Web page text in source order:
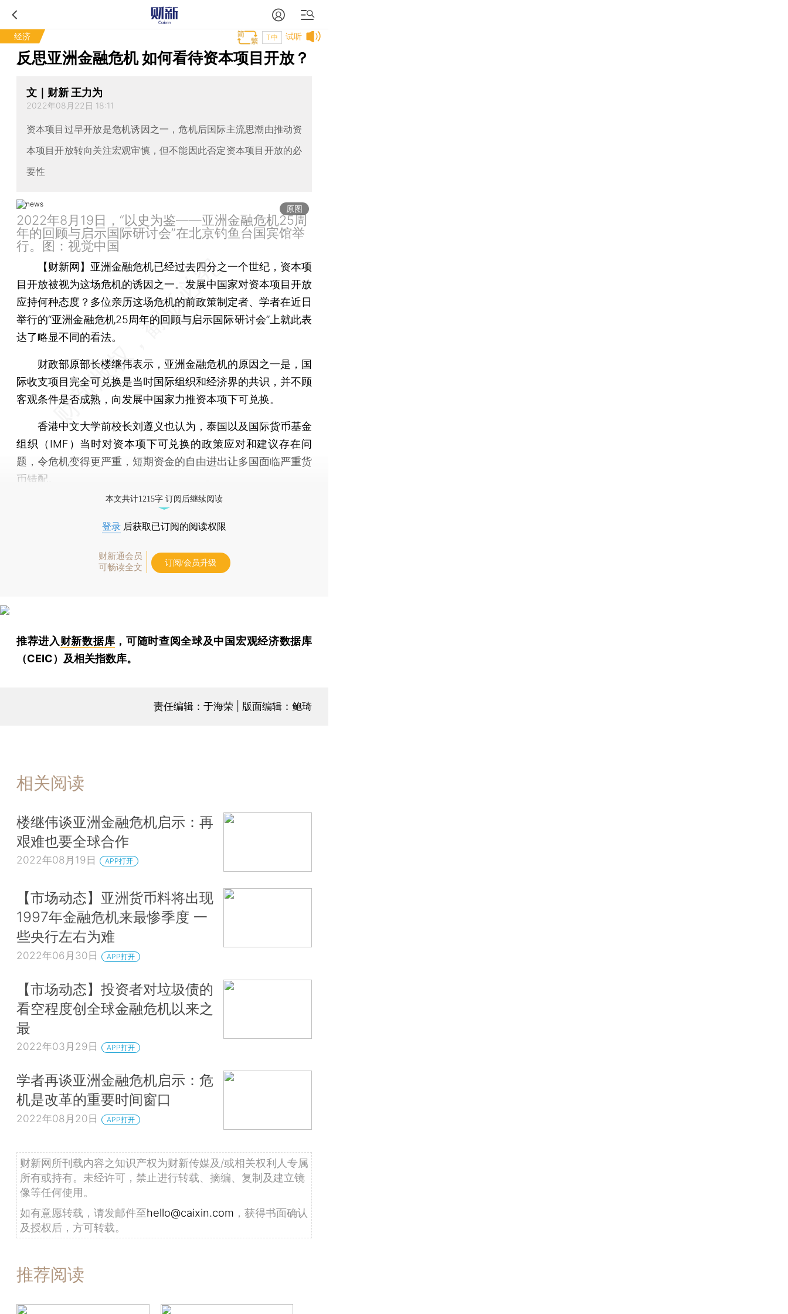
经济 试听
T中
反思亚洲金融危机 如何看待资本项目开放？
文｜财新 王力为
2022年08月22日 18:11
资本项目过早开放是危机诱因之一，危机后国际主流思潮由推动资
本项目开放转向关注宏观审慎，但不能因此否定资本项目开放的必
要性
原图
2022年8月19日，“以史为鉴——亚洲金融危机25周
年的回顾与启示国际研讨会”在北京钓鱼台国宾馆举
行。图：视觉中国
【财新网】 亚洲金融危机已经过去四分之一个世纪，资本项
目开放被视为这场危机的诱因之一。发展中国家对资本项目开放
应持何种态度？多位亲历这场危机的前政策制定者、学者在近日
举行的“亚洲金融危机25周年的回顾与启示国际研讨会”上就此表
达了略显不同的看法。
财政部原部长楼继伟表示，亚洲金融危机的原因之一是，国
际收支项目完全可兑换是当时国际组织和经济界的共识，并不顾
客观条件是否成熟，向发展中国家力推资本项下可兑换。
香港中文大学前校长刘遵义也认为，泰国以及国际货币基金
组织（IMF）当时对资本项下可兑换的政策应对和建议存在问
题，令危机变得更严重，短期资金的自由进出让多国面临严重货
币错配。
本文共计1215字 订阅后继续阅读
登录 后获取已订阅的阅读权限
财新通会员
可畅读全文
订阅/会员升级
推荐进入财新数据库 ，可随时查阅全球及中国宏观经济数据库
（CEIC）及相关指数库。
责任编辑：于海荣 | 版面编辑：鲍琦
相关阅读
楼继伟谈亚洲金融危机启示：再
艰难也要全球合作
2022年08月19日 APP打开
【市场动态】亚洲货币料将出现
1997年金融危机来最惨季度 一
些央行左右为难
2022年06月30日 APP打开
【市场动态】投资者对垃圾债的
看空程度创全球金融危机以来之
最
2022年03月29日 APP打开
学者再谈亚洲金融危机启示：危
机是改革的重要时间窗口
2022年08月20日 APP打开
财新网所刊载内容之知识产权为财新传媒及/或相关权利人专属
所有或持有。未经许可，禁止进行转载、摘编、复制及建立镜
像等任何使用。
如有意愿转载，请发邮件至hello@caixin.com ，获得书面确认
及授权后，方可转载。
推荐阅读